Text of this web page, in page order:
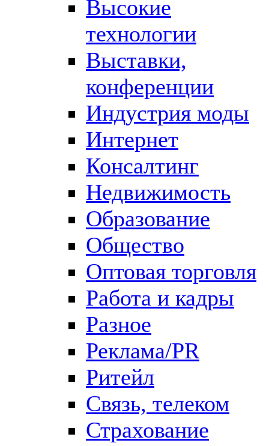
Высокие
технологии
Выставки,
конференции
Индустрия моды
Интернет
Консалтинг
Недвижимость
Образование
Общество
Оптовая торговля
Работа и кадры
Разное
Реклама/PR
Ритейл
Связь, телеком
Страхование